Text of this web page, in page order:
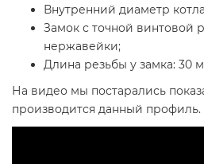
Внутренний диаметр
Замок с точной винтовой
нержавейки;
Длина резьбы у замка: 30
На видео мы постарались
производится данный профиль.